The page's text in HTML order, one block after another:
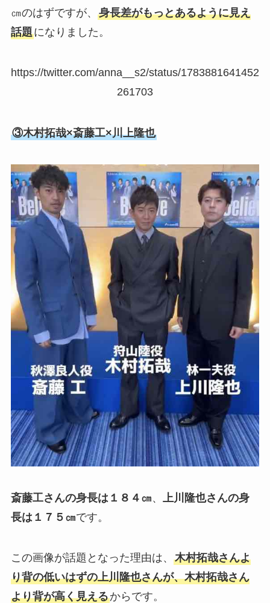
㎝のはずですが、 身長差がもっとあるように見え
話題になりました。
https://twitter.com/anna__s2/status/1783881641452
261703
③木村拓哉×斎藤工×川上隆也
斎藤工さんの身長は１８４㎝、
上川隆也さんの身
長は１７５㎝です。
この画像が話題となった理由は、 木村拓哉さんよ
り背の低いはずの上川隆也さんが、木村拓哉さん
より背が高く見えるからです。